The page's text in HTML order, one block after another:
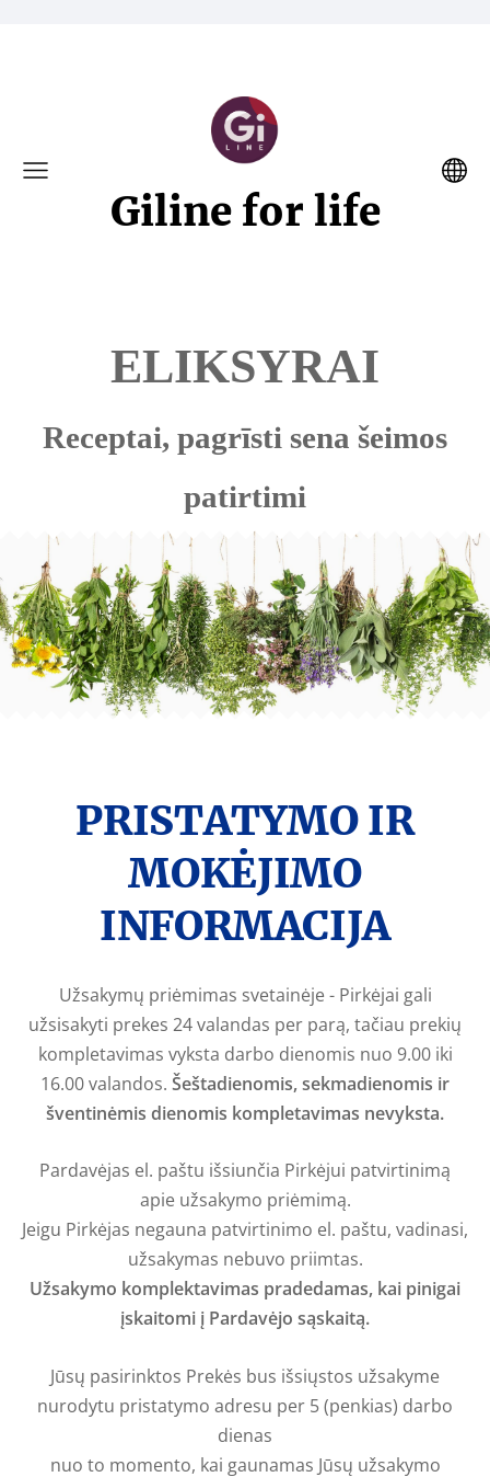
Giline for life
ELIKSYRAI
Receptai, pagrīsti sena šeimos
patirtimi
PRISTATYMO IR
MOKĖJIMO
INFORMACIJA
Užsakymų priėmimas svetainėje - Pirkėjai gali
užsisakyti prekes 24 valandas per parą, tačiau prekių
kompletavimas vyksta darbo dienomis nuo 9.00 iki
16.00 valandos. Šeštadienomis, sekmadienomis ir
šventinėmis dienomis kompletavimas nevyksta.
Pardavėjas el. paštu išsiunčia Pirkėjui patvirtinimą
apie užsakymo priėmimą.
Jeigu Pirkėjas negauna patvirtinimo el. paštu, vadinasi,
užsakymas nebuvo priimtas.
Užsakymo komplektavimas pradedamas, kai pinigai
įskaitomi į Pardavėjo sąskaitą.
Jūsų pasirinktos Prekės bus išsiųstos užsakyme
nurodytu pristatymo adresu per 5 (penkias) darbo
dienas
nuo to momento, kai gaunamas Jūsų užsakymo